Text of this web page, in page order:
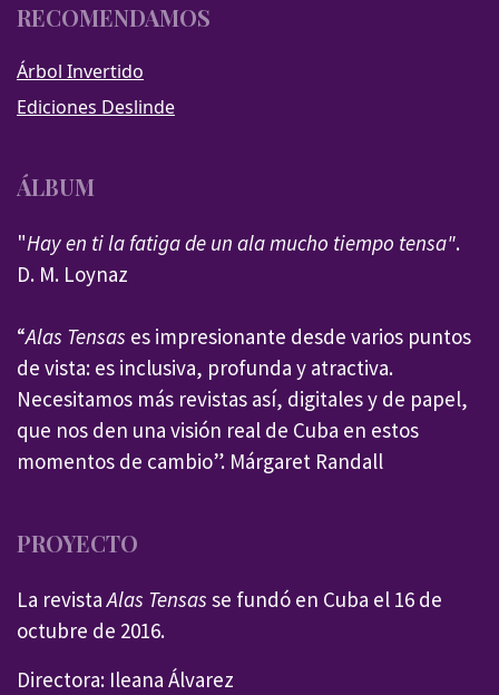
RECOMENDAMOS
Árbol Invertido
Ediciones Deslinde
ÁLBUM
"Hay en ti la fatiga de un ala mucho tiempo tensa".
D. M. Loynaz
“Alas Tensas es impresionante desde varios puntos
de vista: es inclusiva, profunda y atractiva.
Necesitamos más revistas así, digitales y de papel,
que nos den una visión real de Cuba en estos
momentos de cambio”. Márgaret Randall
PROYECTO
La revistaAlas Tensas se fundó en Cuba el 16 de
octubre de 2016.
Directora: Ileana Álvarez